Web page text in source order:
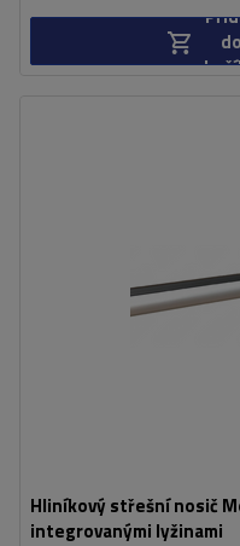
do
Hliníkový střešní nosič
integrovanými lyžinami